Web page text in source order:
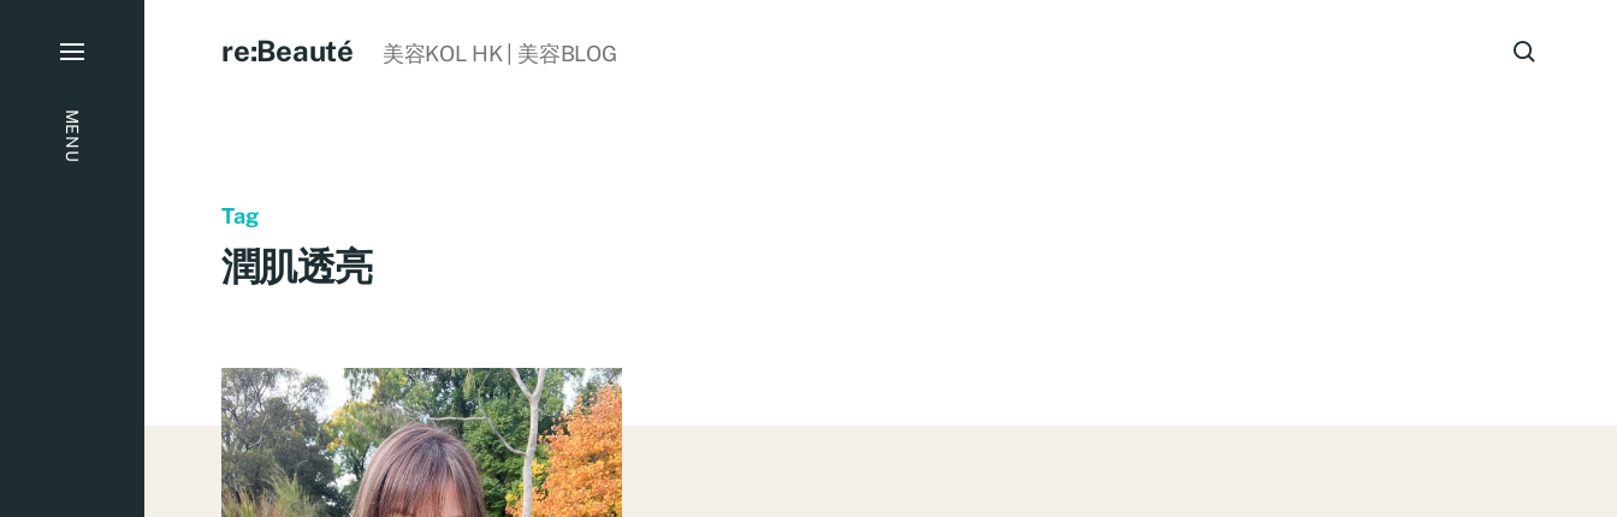
MENU
re:Beauté 美容KOL HK | 美容BLOG
Tag
潤肌透亮